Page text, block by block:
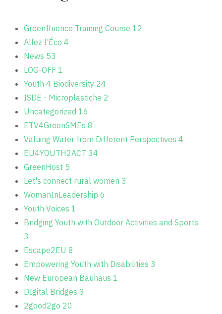
Greenfluence Training Course 12
Allez l’Éco 4
News 53
LOG-OFF 1
Youth 4 Biodiversity 24
ISDE - Microplastiche 2
Uncategorized 16
ETV4GreenSMEs 8
Valuing Water from Different Perspectives 4
EU4YOUTH2ACT 34
GreenHost 5
Let's connect rural women 3
WomanInLeadership 6
Youth Voices 1
Bridging Youth with Outdoor Activities and Sports
3
Escape2EU 8
Empowering Youth with Disabilities 3
New European Bauhaus 1
DIgital Bridges 3
2good2go 20